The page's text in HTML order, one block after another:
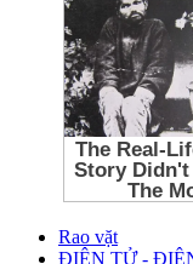
Rao vặt
ĐIỆN TỬ -